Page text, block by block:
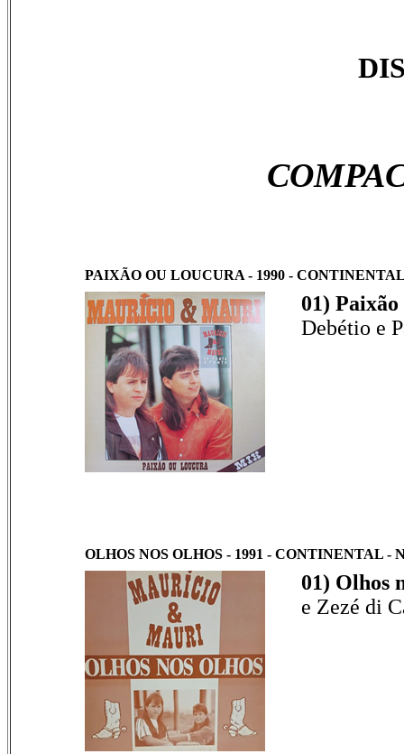
PAIXÃO OU LOUCURA - 1990 - CONTINENTAL
01)
Debétio e
OLHOS NOS OLHOS - 1991 - CONTINENTAL -
01) Olhos
e Zezé di